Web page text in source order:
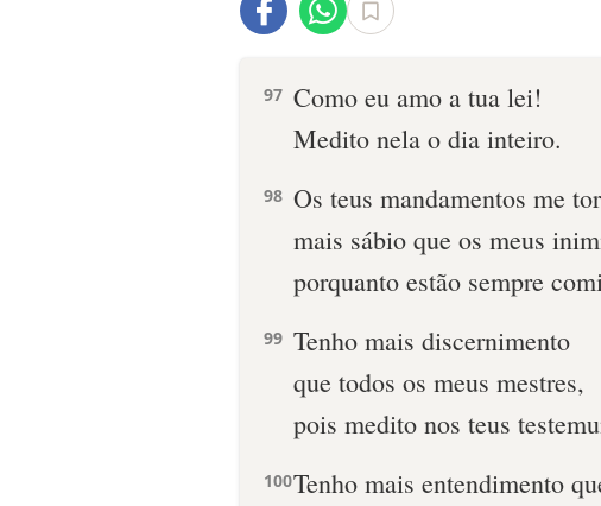
97 Como eu amo a tua lei!
Medito nela o dia inteiro.
98 Os teus mandamentos me
mais sábio que os meus
porquanto estão sempre
99 Tenho mais discernimento
que todos os meus mestres,
pois medito nos teus
100Tenho mais entendimento